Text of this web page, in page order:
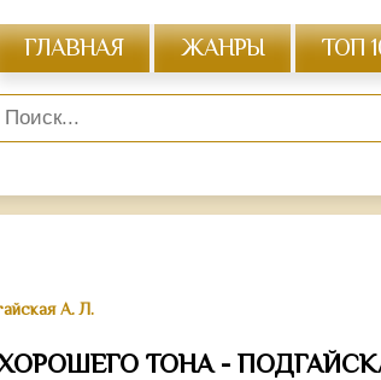
ГЛАВНАЯ ЖАНРЫ ТОП
А. Л.
ТОНА -